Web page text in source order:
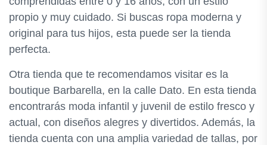
propio y muy cuidado. Si buscas ropa moderna y
original para tus hijos, esta puede ser la tienda
perfecta.
Otra tienda que te recomendamos visitar es la
boutique Barbarella, en la calle Dato. En esta tienda
encontrarás moda infantil y juvenil de estilo fresco y
actual, con diseños alegres y divertidos. Además, la
tienda cuenta con una amplia variedad de tallas, por